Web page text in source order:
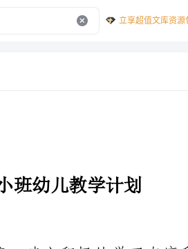
立享超值文库资源